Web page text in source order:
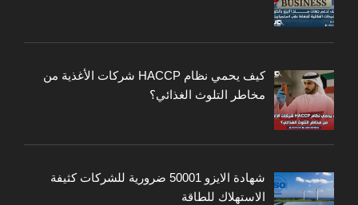
كيف يحمي نظام HACCP شركات الأغذية من
مخاطر التلوث الغذائي؟
شهادة الايزو 50001 ضرورية للشركات كثيفة
الاستهلاك للطاقة